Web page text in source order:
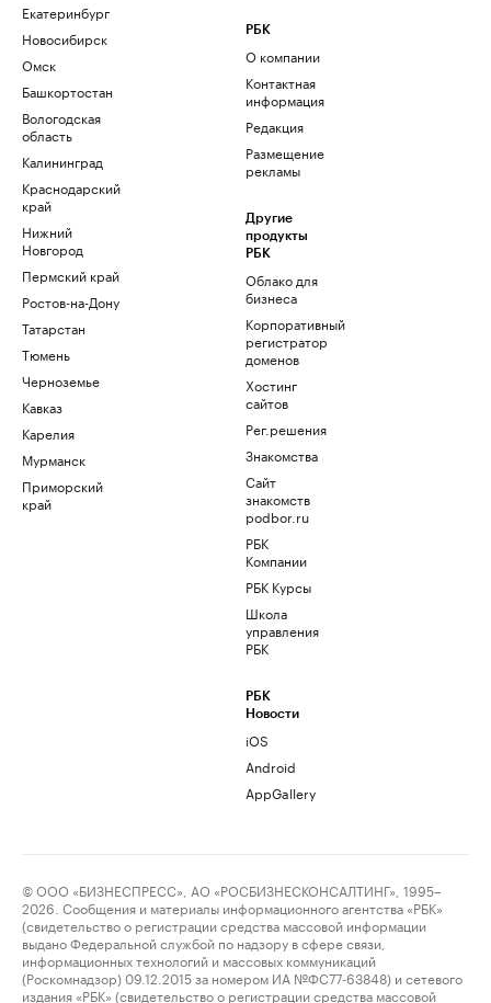
Екатеринбург
Новосибирск
Омск
Башкортостан
Вологодская
область
Калининград
Краснодарский
край
Нижний
Новгород
Пермский край
Ростов-на-Дону
Татарстан
Тюмень
Черноземье
Кавказ
Карелия
Мурманск
Приморский
край
РБК
О компании
Контактная
информация
Редакция
Размещение
рекламы
Другие
продукты
РБК
Облако для
бизнеса
Корпоративный
регистратор
доменов
Хостинг
сайтов
Рег.решения
Знакомства
Сайт
знакомств
podbor.ru
РБК
Компании
РБК Курсы
Школа
управления
РБК
РБК
Новости
iOS
Android
AppGallery
© ООО «БИЗНЕСПРЕСС», АО «РОСБИЗНЕСКОНСАЛТИНГ», 1995–
2026. Сообщения и материалы информационного агентства «РБК»
(свидетельство о регистрации средства массовой информации
выдано Федеральной службой по надзору в сфере связи,
информационных технологий и массовых коммуникаций
(Роскомнадзор) 09.12.2015 за номером ИА №ФС77-63848) и сетевого
издания «РБК» (свидетельство о регистрации средства массовой